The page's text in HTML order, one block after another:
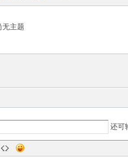
无主题
还可